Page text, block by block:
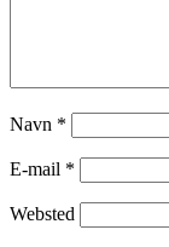
Navn *
E-mail *
Websted